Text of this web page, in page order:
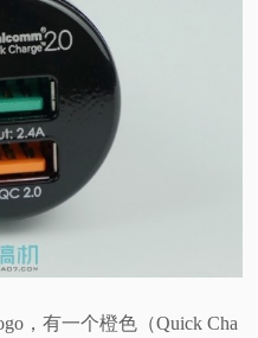
，有一个橙色（Quick Cha